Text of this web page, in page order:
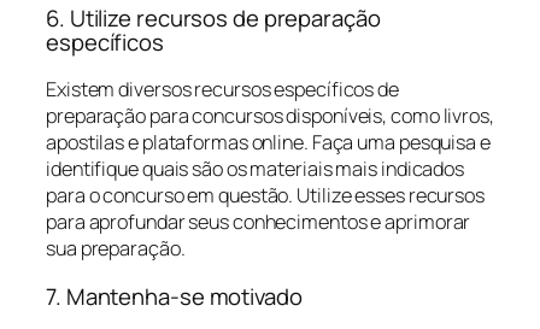
6. Utilize recursos de preparação
específicos
Existem diversos recursos específicos de
preparação para concursos disponíveis, como livros,
apostilas e plataformas online. Faça uma pesquisa e
identifique quais são os materiais mais indicados
para o concurso em questão. Utilize esses recursos
para aprofundar seus conhecimentos e aprimorar
sua preparação.
7. Mantenha-se motivado